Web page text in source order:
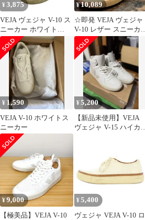
¥ 3,875
VEJA ヴェジャ V-10 ス
ニーカー ホワイト
25cm
¥10,089
☆即発 VEJA ヴェジャ
V-10 レザー スニーカ
23cm ベージュ
¥ 1,590
VEJA V-10 ホワイトス
ニーカー
¥5,200
【新品未使用】VEJA
ヴェジャ V-15 ハイカッ
¥9,000
【極美品】VEJA V-10
¥ 5,400
ヴェジャ VEJA V-10 ロ